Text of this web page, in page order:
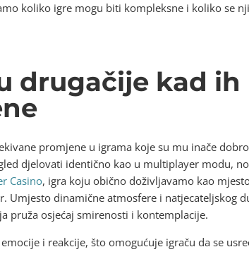
koliko igre mogu biti kompleksne i koliko se
drugačije kad ih
promjene u igrama koje su mu inače
djelovati identično kao u multiplayer modu,
Casino, igra koju obično doživljavamo kao
Umjesto dinamične atmosfere i natjecateljskog
pruža osjećaj smirenosti i kontemplacije.
i reakcije, što omogućuje igraču da se